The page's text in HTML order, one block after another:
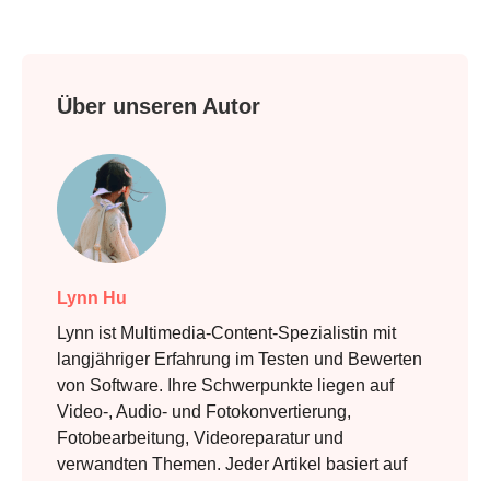
Über unseren Autor
Lynn Hu
Lynn ist Multimedia-Content-Spezialistin mit
langjähriger Erfahrung im Testen und Bewerten
von Software. Ihre Schwerpunkte liegen auf
Video-, Audio- und Fotokonvertierung,
Fotobearbeitung, Videoreparatur und
verwandten Themen. Jeder Artikel basiert auf